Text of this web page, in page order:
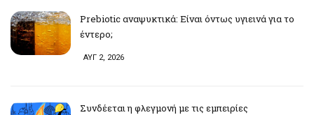
Prebiotic αναψυκτικά: Είναι όντως υγιεινά για το
έντερο;
ΑΥΓ 2, 2026
Συνδέεται η φλεγμονή με τις εμπειρίες